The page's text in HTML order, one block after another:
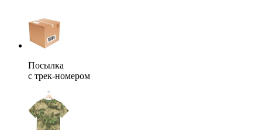
Посылка
с трек-номером